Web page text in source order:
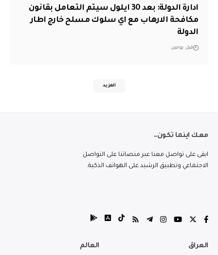
ادارة الدولة: بعد 30 ايلول سيتم التعامل بقانون
مكافحة الارهاب مع اي سلوك مسلح خارج اطار
الدولة
قبل يومين
المزيد
معك اينما تكون..
ابقى على تواصل معنا عبر منصاتنا على التواصل
الاجتماعي وتطبيق الرشيد على الهواتف الذكية.
العراق العالم